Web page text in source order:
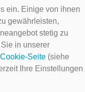
ein. Einige von ihnen
gewährleisten,
stetig zu
in unserer
Cookie-Seite (siehe
Ihre Einstellungen